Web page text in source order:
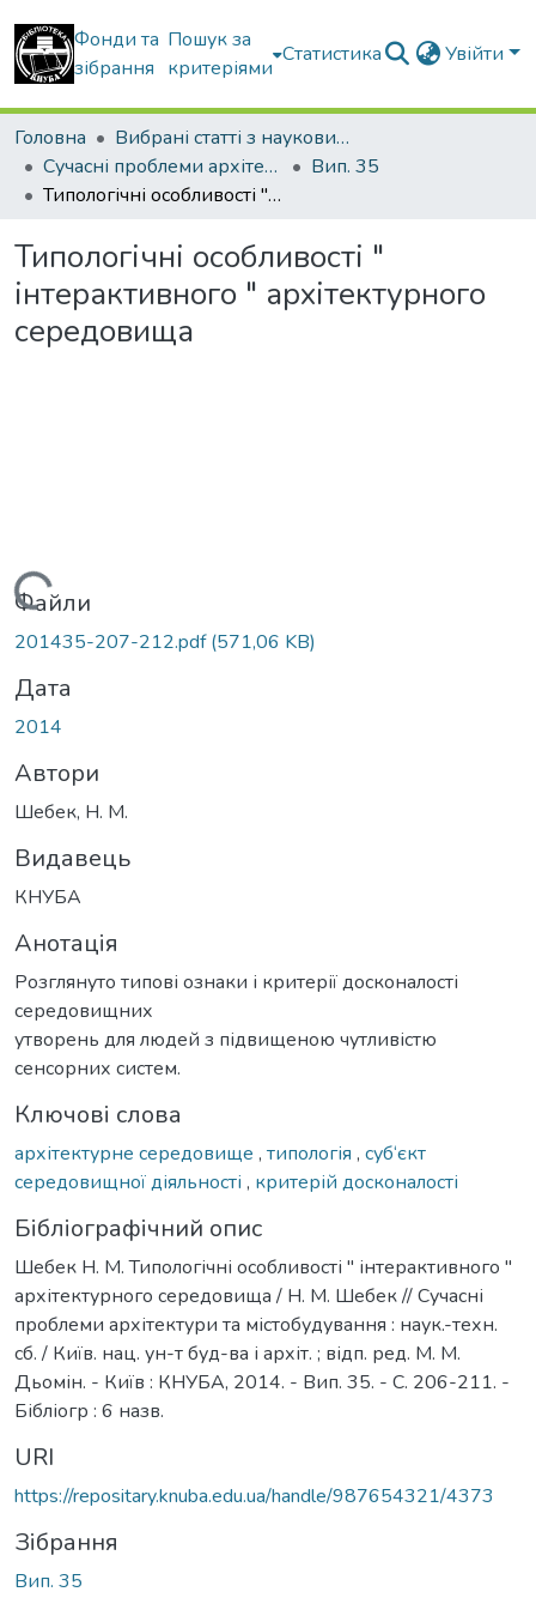
Фонди та
зібрання
Пошук за
критеріями
Статистика Увійти
Головна
Вибрані статті з наукових збірників КНУБА
Сучасні проблеми архітектури та містобудування
Вип. 35
Типологічні особливості " інтерактивного " архітектурного середовища
Типологічні особливості "
інтерактивного " архітектурного
середовища
Вантажиться...
Файли
201435-207-212.pdf(571,06 KB)
Дата
2014
Автори
Шебек, Н. М.
Видавець
КНУБА
Анотація
Розглянуто типові ознаки і критерії досконалості
середовищних
утворень для людей з підвищеною чутливістю
сенсорних систем.
Ключові слова
архітектурне середовище , типологія , суб‘єкт
середовищної діяльності , критерій досконалості
Бібліографічний опис
Шебек Н. М. Типологічні особливості " інтерактивного "
архітектурного середовища / Н. М. Шебек // Сучасні
проблеми архітектури та містобудування : наук.-техн.
сб. / Київ. нац. ун-т буд-ва і архіт. ; відп. ред. М. М.
Дьомін. - Київ : КНУБА, 2014. - Вип. 35. - С. 206-211. -
Бібліогр : 6 назв.
URI
https://repositary.knuba.edu.ua/handle/987654321/4373
Зібрання
Вип. 35